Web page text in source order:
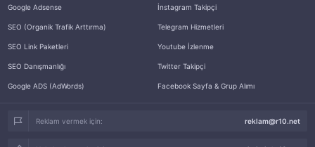
Google Adsense
SEO (Organik Trafik Arttırma)
SEO Link Paketleri
SEO Danışmanlığı
Google ADS (AdWords)
İnstagram Takipçi
Telegram Hizmetleri
Youtube İzlenme
Twitter Takipçi
Facebook Sayfa & Grup Alımı
Reklam vermek için: reklam@r10.net